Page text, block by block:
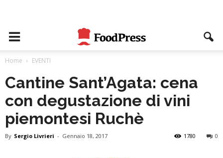
Home EVENTI
Cantine Sant’Agata: cena
con degustazione di vini
piemontesi Ruchè
By Sergio Livrieri - Gennaio 18, 2017 0
1780